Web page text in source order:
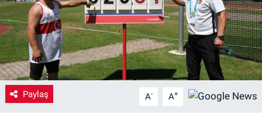
Paylaş A- A+